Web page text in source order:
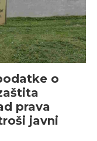
o
prava
javni